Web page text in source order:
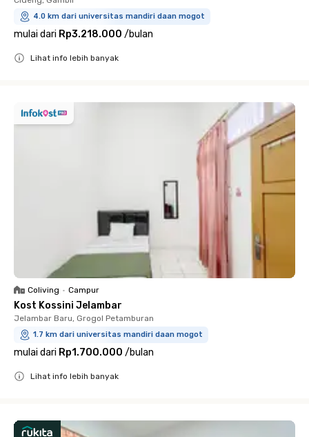
4.0 km dari universitas mandiri daan mogot
mulai dari Rp3.218.000 /bulan
Lihat info lebih banyak
Coliving • Campur
Kost Kossini Jelambar
Jelambar Baru, Grogol Petamburan
1.7 km dari universitas mandiri daan mogot
mulai dari Rp1.700.000 /bulan
Lihat info lebih banyak